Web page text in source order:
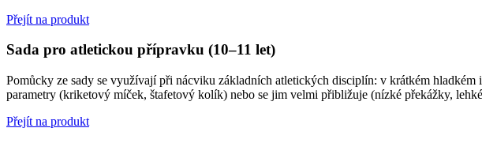
Přejít na produkt
Sada pro atletickou přípravku (10–11 let)
Pomůcky ze sady se využívají při nácviku základních atletických disciplín: v krátkém
parametry (kriketový míček, štafetový kolík) nebo se jim velmi přibližuje (nízké překážky,
Přejít na produkt